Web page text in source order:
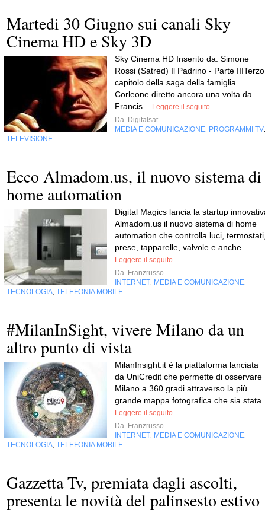
Martedi 30 Giugno sui canali Sky
Cinema HD e Sky 3D
Sky Cinema HD Inserito da: Simone
Rossi (Satred) Il Padrino - Parte IIITerzo
capitolo della saga della famiglia
Corleone diretto ancora una volta da
Francis...
Leggere il seguito
Da Digitalsat
MEDIA E COMUNICAZIONE PROGRAMMI TV
TELEVISIONE
Ecco Almadom.us, il nuovo sistema di
home automation
Digital Magics lancia la startup
Almadom.us il nuovo sistema di home
automation che controlla luci,
prese, tapparelle, valvole e anche...
Leggere il seguito
Da Franzrusso
INTERNET MEDIA E COMUNICAZIONE
TECNOLOGIA TELEFONIA MOBILE
#MilanInSight, vivere Milano da un
altro punto di vista
MilanInsight.it è la piattaforma lanciata
da UniCredit che permette di osservare
Milano a 360 gradi attraverso la più
grande mappa fotografica che sia
Leggere il seguito
Da Franzrusso
INTERNET MEDIA E COMUNICAZIONE
TECNOLOGIA TELEFONIA MOBILE
Gazzetta Tv, premiata dagli ascolti,
presenta le novità del palinsesto estivo